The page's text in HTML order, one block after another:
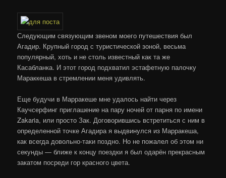
Следующим связующим звеном моего путешествия был
Агадир. Крупный город с туристической зоной, весьма
популярный, хоть и не столь известный как та же
Касабланка. И этот город подхватил эстафетную палочку
Мараккеша в стремлении меня удивлять.
Еще будучи в Марракеше мне удалось найти через
Каучсерфинг приглашение на пару ночей от парня по имени
Zakaria, или просто Зак. Договорившись встретиться с ним в
определенной точке Агадира я выдвинулся из Марракеша,
как всегда довольно-таки поздно. Но не пожалел об этом ни
секунды — ближе к концу поездки я был одарён прекрасным
закатом посреди гор красного цвета.